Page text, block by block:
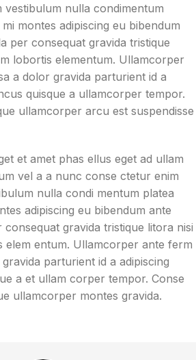
vestibulum nulla condimentum
montes adipiscing eu bibendum
per consequat gravida tristique
lobortis elementum. Ullamcorper
a dolor gravida parturient id a
quisque a ullamcorper tempor.
ullamcorper arcu est suspendisse
et amet phas ellus eget ad ullam
vel a a nunc conse ctetur enim
nulla condi mentum platea
adipiscing eu bibendum ante
consequat gravida tristique litora nisi
elem entum. Ullamcorper ante ferm
parturient id a adipiscing
a et ullam corper tempor. Conse
ullamcorper montes gravida.